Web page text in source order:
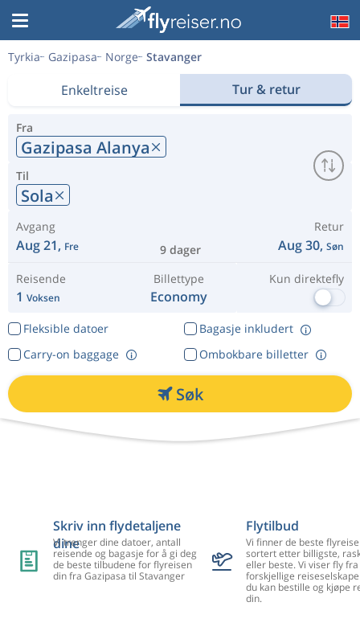
Tyrkia Gazipasa Norge Stavanger
Enkeltreise Tur & retur
Fra
Gazipasa Alanya
Til
Sola
Avgang
Aug 21, Fre 9 dager
Retur
Aug 30, Søn
Reisende
1 Voksen
Billettype
Economy
Kun direktefly
Fleksible datoer
Bagasje inkludert
Ombokbare billetter
Carry-on baggage
Søk
Skriv inn flydetaljene
dine
Vi trenger dine datoer, antall
reisende og bagasje for å gi deg
de beste tilbudene for flyreisen
din fra Gazipasa til Stavanger
Flytilbud
Vi finner de beste
sortert etter billigste,
eller beste. Vi viser fly
forskjellige
du kan bestille og kjøpe
din.